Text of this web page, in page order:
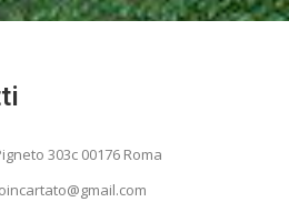
303c 00176 Roma